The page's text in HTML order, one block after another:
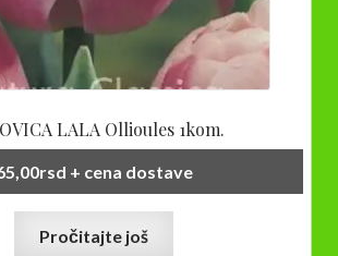
LALA Ollioules 1kom.
rsd + cena dostave
Pročitajte još